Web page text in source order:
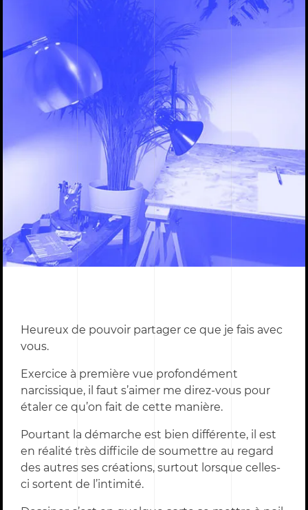
Heureux de pouvoir partager ce que je fais avec
vous.
Exercice à première vue profondément
narcissique, il faut s’aimer me direz-vous pour
étaler ce qu’on fait de cette manière.
Pourtant la démarche est bien différente, il est
en réalité très difficile de soumettre au regard
des autres ses créations, surtout lorsque celles-
ci sortent de l’intimité.